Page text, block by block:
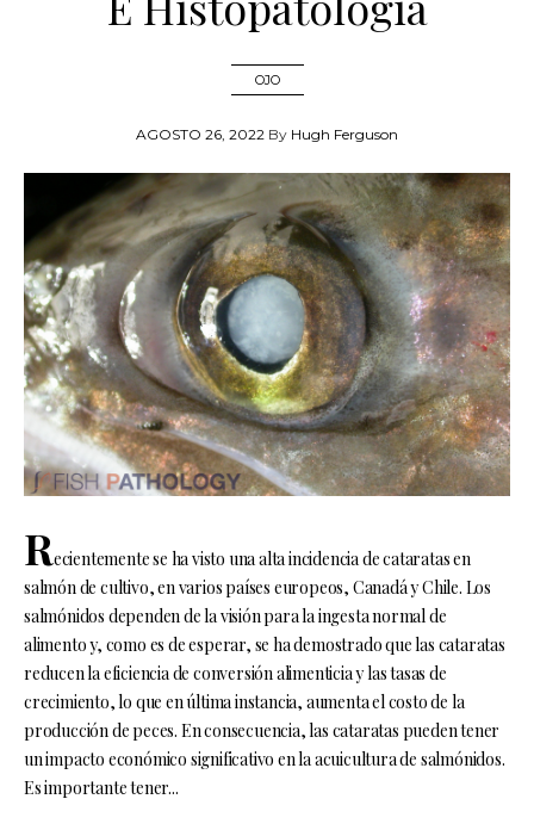
OJO
AGOSTO 26, 2022 By Hugh Ferguson
Recientemente se ha visto una alta incidencia de cataratas en
salmón de cultivo, en varios países europeos, Canadá y Chile. Los
salmónidos dependen de la visión para la ingesta normal de
alimento y, como es de esperar, se ha demostrado que las cataratas
reducen la eficiencia de conversión alimenticia y las tasas de
crecimiento, lo que en última instancia, aumenta el costo de la
producción de peces. En consecuencia, las cataratas pueden tener
un impacto económico significativo en la acuicultura de salmónidos.
Es importante tener...